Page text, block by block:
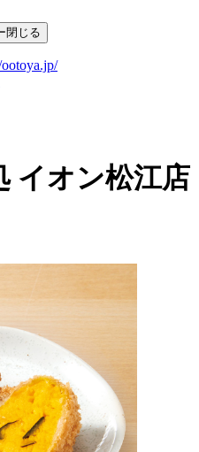
閉じる
イオン松江店